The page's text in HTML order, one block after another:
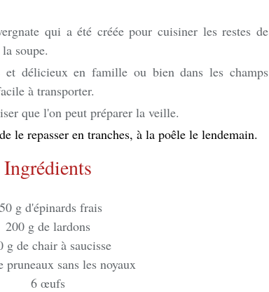
qui a été créée pour cuisiner les restes de
soupe.
et délicieux en famille ou bien dans les champs
à transporter.
que l'on peut préparer la veille.
le repasser en tranches, à la poêle le lendemain.
Ingrédients
g d'épinards frais
200 g de lardons
g de chair à saucisse
pruneaux sans les noyaux
6 œufs